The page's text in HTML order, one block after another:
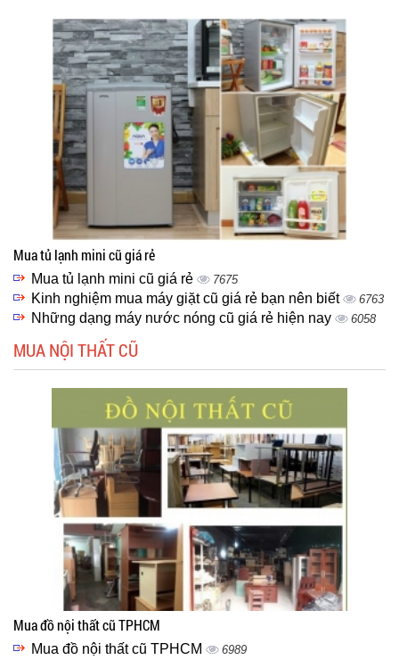
Mua tủ lạnh mini cũ giá rẻ
Mua tủ lạnh mini cũ giá rẻ 7675
Kinh nghiệm mua máy giặt cũ giá rẻ bạn nên biết 6763
Những dạng máy nước nóng cũ giá rẻ hiện nay 6058
MUA NỘI THẤT CŨ
Mua đồ nội thất cũ TPHCM
Mua đồ nội thất cũ TPHCM 6989